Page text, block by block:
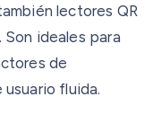
lectores QR
ideales para
de
fluida.